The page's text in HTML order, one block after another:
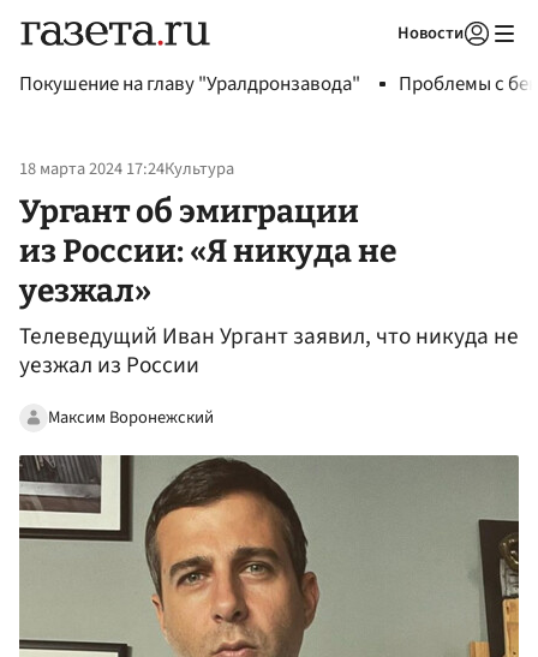
Новости
Покушение на главу "Уралдронзавода" Проблемы с
18 марта 2024 17:24Культура
Ургант об эмиграции
из России: «Я никуда не
уезжал»
Телеведущий Иван Ургант заявил, что никуда не
уезжал из России
Максим Воронежский